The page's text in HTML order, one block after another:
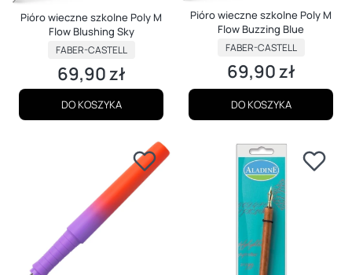
Pióro wieczne szkolne Poly M
Flow Blushing Sky
PRODUCENT
FABER-CASTELL
Cena
69,90 zł
DO KOSZYKA
Pióro wieczne szkolne Poly M
Flow Buzzing Blue
PRODUCENT
FABER-CASTELL
Cena
69,90 zł
DO KOSZYKA